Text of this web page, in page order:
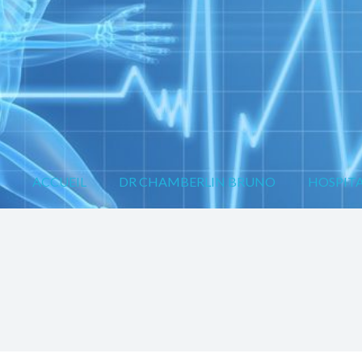
ACCUEIL DR CHAMBERLIN BRUNO